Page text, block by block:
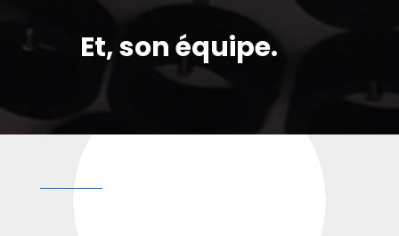
Et, son équipe.